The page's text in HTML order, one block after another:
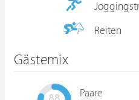
Reiten
Gästemix
Paare